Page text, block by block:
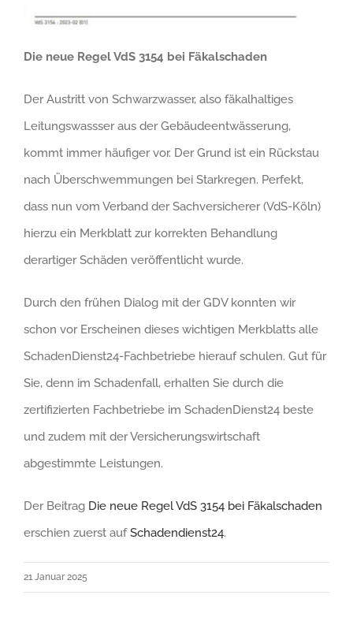
Die neue Regel VdS 3154 bei Fäkalschaden
Der Austritt von Schwarzwasser, also fäkalhaltiges
Leitungswassser aus der Gebäudeentwässerung,
kommt immer häufiger vor. Der Grund ist ein Rückstau
nach Überschwemmungen bei Starkregen. Perfekt,
dass nun vom Verband der Sachversicherer (VdS-Köln)
hierzu ein Merkblatt zur korrekten Behandlung
derartiger Schäden veröffentlicht wurde.
Durch den frühen Dialog mit der GDV konnten wir
schon vor Erscheinen dieses wichtigen Merkblatts alle
SchadenDienst24-Fachbetriebe hierauf schulen. Gut für
Sie, denn im Schadenfall, erhalten Sie durch die
zertifizierten Fachbetriebe im SchadenDienst24 beste
und zudem mit der Versicherungswirtschaft
abgestimmte Leistungen.
Der Beitrag Die neue Regel VdS 3154 bei Fäkalschaden
erschien zuerst aufSchadendienst24.
21 Januar 2025